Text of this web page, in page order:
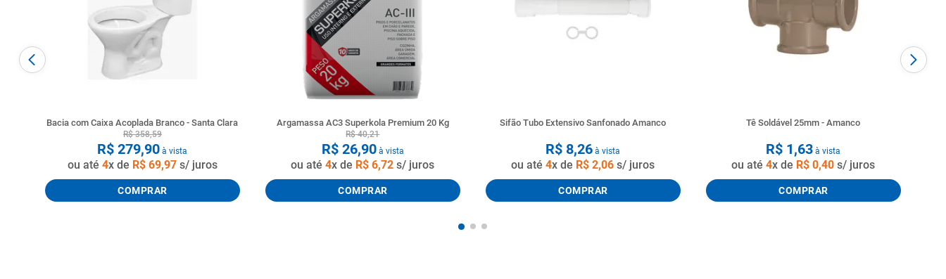
Bacia com Caixa Acoplada Branco - Santa Clara
R$ 358,59
R$ 279,90 à vista
ou até 4x de R$ 69,97s/ juros
COMPRAR
Argamassa AC3 Superkola Premium 20 Kg
R$ 40,21
R$ 26,90à vista
ou até4x de R$ 6,72 s/ juros
COMPRAR
Sifão Tubo Extensivo Sanfonado Amanco
R$ 8,26 à vista
ou até4x de R$ 2,06 s/ juros
COMPRAR
Tê Soldável 25mm - Amanco
R$ 1,63 à vista
ou até4x de R$ 0,40 s/ juros
COMPRAR